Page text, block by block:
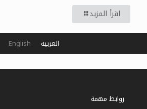
اقرأ المزيد
روابط مهمة
العربية English